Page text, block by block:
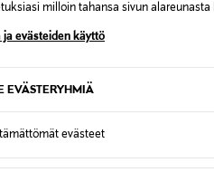
milloin tahansa sivun
ja evästeiden käyttö
EVÄSTERYHMIÄ
evästeet